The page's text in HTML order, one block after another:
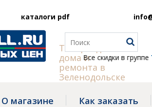
Товары для
дома и
ремонта в
Зеленодольске
каталоги pdf
Все скидки в группе
О магазине Как заказать